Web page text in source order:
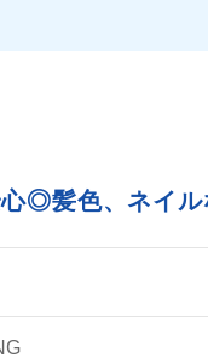
◎髪色、ネイ